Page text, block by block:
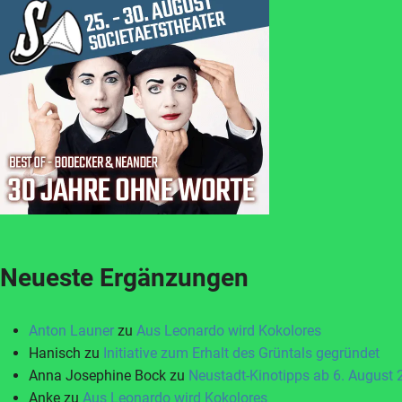
Neueste Ergänzungen
Anton Launer zu Aus Leonardo wird Kokolores
Hanisch zu Initiative zum Erhalt des Grüntals gegründet
Anna Josephine Bock zu Neustadt-Kinotipps ab 6. August
Anke zu Aus Leonardo wird Kokolores